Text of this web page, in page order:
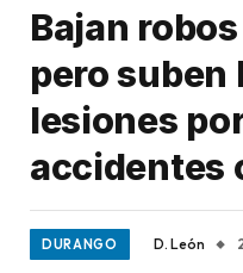
Bajan
pero suben
lesiones
accidentes
DURANGO D. León